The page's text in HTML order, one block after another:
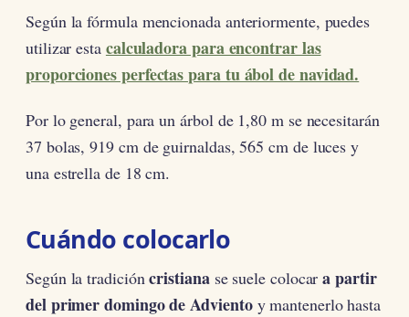
Según la fórmula mencionada anteriormente, puedes
utilizar esta calculadora para encontrar las
proporciones perfectas para tu ábol de navidad.
Por lo general, para un árbol de 1,80 m se necesitarán
37 bolas, 919 cm de guirnaldas, 565 cm de luces y
una estrella de 18 cm.
Cuándo colocarlo
Según la tradicióncristianase suele colocara partir
del primer domingo de Advientoy mantenerlo hasta